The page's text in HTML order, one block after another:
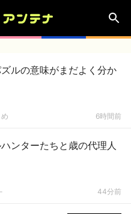
ルの意味がまだよく分か
6時間前
ンターたちと歳の代理人
44分前